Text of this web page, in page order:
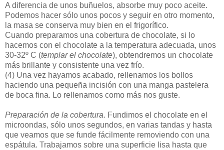
A diferencia de unos buñuelos, absorbe muy poco aceite.
Podemos hacer sólo unos pocos y seguir en otro momento,
la masa se conserva muy bien en el frigorífico.
Cuando preparamos una cobertura de chocolate, si lo
hacemos con el chocolate a la temperatura adecuada, unos
30-32º C (templar el chocolate), obtendremos un chocolate
más brillante y consistente una vez frío.
(4) Una vez hayamos acabado, rellenamos los bollos
haciendo una pequeña incisión con una manga pastelera
de boca fina. Lo rellenamos como más nos guste.
Preparación de la cobertura. Fundimos el chocolate en el
microondas, sólo unos segundos, en varias tandas y hasta
que veamos que se funde fácilmente removiendo con una
espátula. Trabajamos sobre una superficie lisa hasta que